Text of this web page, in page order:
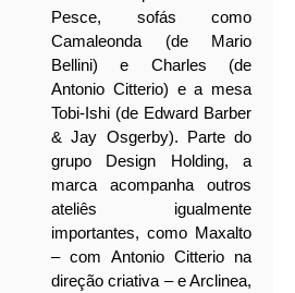
Pesce, sofás como
Camaleonda (de Mario
Bellini) e Charles (de
Antonio Citterio) e a mesa
Tobi-Ishi (de Edward Barber
& Jay Osgerby). Parte do
grupo Design Holding, a
marca acompanha outros
ateliês igualmente
importantes, como Maxalto
– com Antonio Citterio na
direção criativa – e Arclinea,